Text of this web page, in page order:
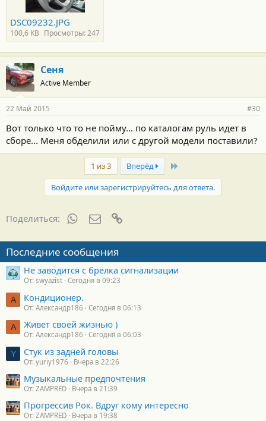
DSC09232.JPG
100,6 KB Просмотры: 247
Сеня
Active Member
22 Май 2015 #30
Вот только что то не пойму... по каталогам руль идет в
сборе... Меня обделили или с другой модели поставили?
1 из 3 Вперёд Last
Войдите или зарегистрируйтесь для ответа.
Поделиться: WhatsAppЭлектронная почта
Последние сообщения
Не заводится с брелка сигнализации
От: swyazist Сегодня в 09:23
А Кондиционер.
От: Александр186 Сегодня в 06:13
А Живет своей жизнью )
От: Александр186 Сегодня в 06:03
Y Стук из задней головы
От: yuriy1976 Вчера в 22:26
Музыкальные предпочтения
От: ZAMPRED Вчера в 21:39
Прогрессив Рок. Вдруг кому интересно
От: ZAMPRED Вчера в 19:38